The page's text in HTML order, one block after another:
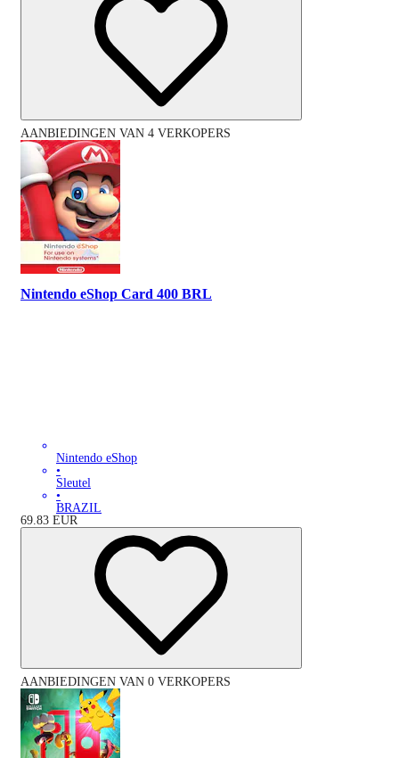
AANBIEDINGEN VAN 4 VERKOPERS
Nintendo eShop Card 400 BRL
Nintendo eShop
•
Sleutel
•
BRAZIL
69.83 EUR
AANBIEDINGEN VAN 0 VERKOPERS